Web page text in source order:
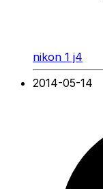
nikon 1 j4
2014-05-14